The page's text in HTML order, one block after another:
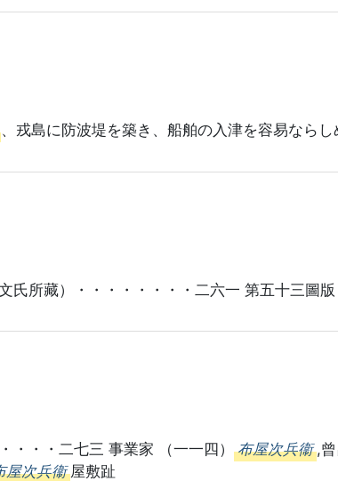
、戎島に防波堤を築き、船舶の入津を容易ならし
氏所藏）・・・・・・・・二六一 第五十三
・・・二七三 事業家 （一一四） 布屋次兵衞 ,
屋次兵衞 屋敷趾